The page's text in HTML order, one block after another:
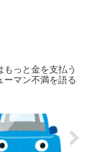
もっと金を支払う
ーマン不満を語る